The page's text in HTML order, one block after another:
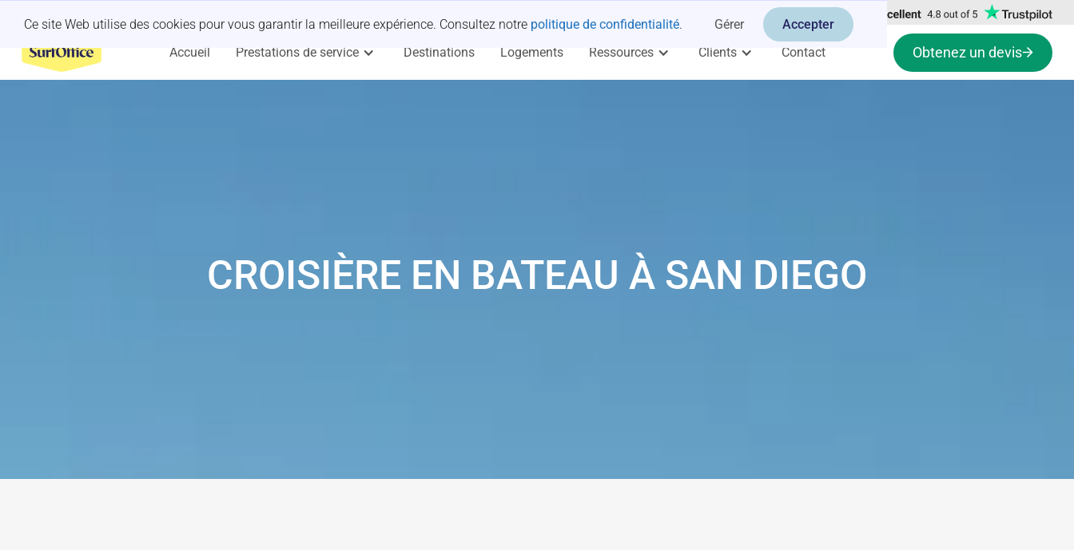
Ce site Web utilise des cookies pour vous garantir la meilleure expérience. Consultez notre politique de confidentialité. Gérer Accepter
Accueil Prestations de service Destinations Logements Ressources Clients Contact Obtenez un devis
CROISIÈRE EN BATEAU À SAN DIEGO